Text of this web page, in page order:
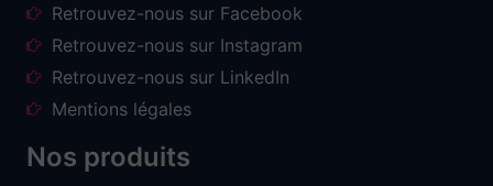
Retrouvez-nous sur Facebook
Retrouvez-nous sur Instagram
Retrouvez-nous sur LinkedIn
Mentions légales
Nos produits